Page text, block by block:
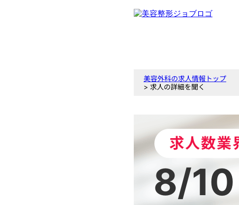
美容外科の求人情報トップ
> 求人の詳細を聞く
8/10